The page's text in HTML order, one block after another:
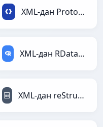
XML-дан Protobuf-ға
XML-дан RDataFrame-ға
XML-дан reStructuredText-ға